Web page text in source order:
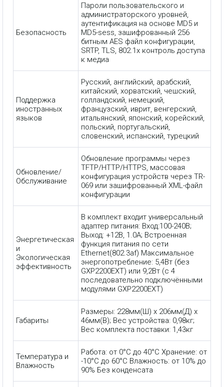
Безопасность
Пароли пользовательского и
администраторского уровней,
аутентификация на основе MD5 и
MD5-sess, зашифрованный 256
битным AES файл конфигурации,
SRTP, TLS, 802.1x контроль доступа
к медиа
Поддержка
иностранных
языков
Русский, английский, арабский,
китайский, хорватский, чешский,
голландский, немецкий,
французский, иврит, венгерский,
итальянский, японский, корейский,
польский, португальский,
словенский, испанский, турецкий
Обновление/
Обслуживание
Обновление программы через
TFTP/HTTP/HTTPS, массовая
конфигурация устройств через TR-
069 или зашифрованный XML-файл
конфигурации
Энергетическая
и
Экологическая
эффективность
В комплект входит универсальный
адаптер питания: Вход:100-240В;
Выход: +12В, 1.0A; Встроенная
функция питания по сети
Ethernet(802.3af) Максимальное
энергопотребление: 5,4Вт (без
GXP2200EXT) или 9,2Вт (с 4
последовательно подключёнными
модулями GXP2200EXT)
Габариты
Размеры: 228мм(Ш) x 206мм(Д) x
46мм(В); Вес устройства: 0,98кг;
Вес комплекта поставки: 1,43кг
Температура и
Влажность
Работа: от 0°C до 40°C Хранение: от
-10°C до 60°C Влажность: от 10% до
90% Без конденсата